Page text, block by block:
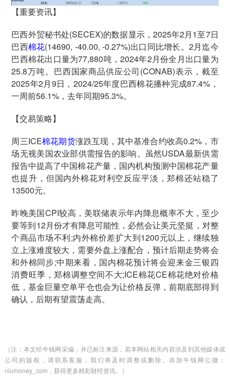
【重要资讯】
巴西外贸秘书处(SECEX)的数据显示，2025年2月1至7日
巴西棉花(14690, -40.00, -0.27%)出口同比增长。2月迄今
巴西棉花出口量为77,880吨，2024年2月份全月出口量为
25.8万吨。巴西国家商品供应公司(CONAB)表示，截至
2025年2月9日，2024/25年度巴西棉花播种完成87.4%，
一周前56.1%，去年同期95.3%。
【交易策略】
周三ICE棉花期货涨跌互现，其中基准合约收高0.2%，市
场无视美国农业部供需报告的影响。虽然USDA最新供需
报告中提高了中国棉花产量，国内机构预测中国棉花产量
也提升，但国内外棉花对利空反应平淡，郑棉还站稳了
13500元。
昨晚美国CPI较高，美联储表示年内降息概率不大，至少
要等到12月份才有降息可能性，必然会让美元坚挺，对整
个商品市场不利;内外棉价差扩大到1200元以上，继续独
立上涨难度较大，需要外盘上涨配合，预计后期走势将会
和外棉同步;中期来看，国内棉花预计将会迎来金三银四
消费旺季，郑棉调整空间不大;ICE棉花CE棉花绝对价格
低，基金巨量空单平仓也会为让价格反弹，前期底部得到
确认，后期有望震荡走高。
（注：本文经牛钱网采编，并已标注来源，若本网站相关内容涉及到其他媒体或
公司的版权，请联系客服，我们将及时调整或删除。添加牛钱网公微：
niumoney_com，获得更多精彩财经资讯。）